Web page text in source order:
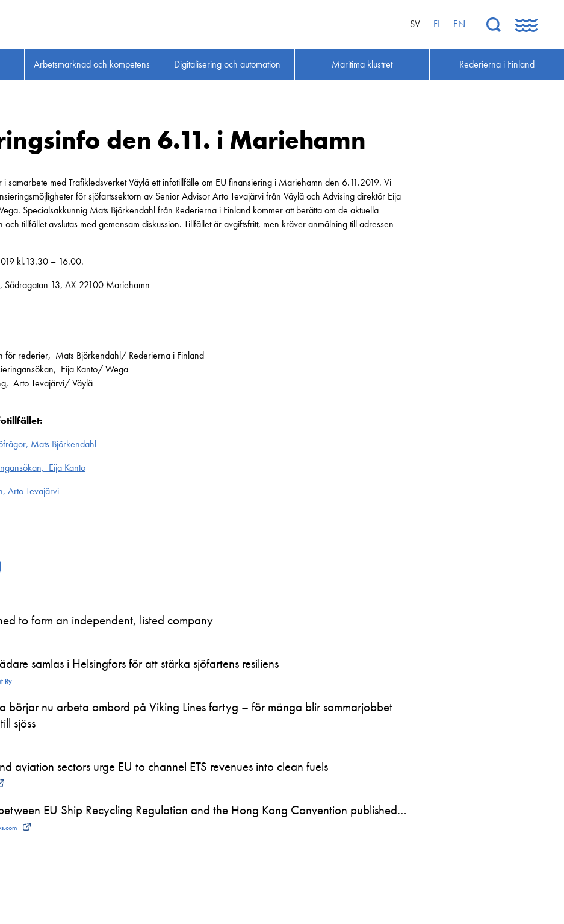
SV FI EN
Arbetsmarknad och kompetens Digitalisering och automation Maritima klustret Rederierna i Finland
den 6.11. i Mariehamn
samarbete med Trafikledsverket Väylä ett infotillfälle om EU finansiering i Mariehamn den 6.11.2019. Vi
för sjöfartssektorn av Senior Advisor Arto Tevajärvi från Väylä och Advising direktör Eija
Specialsakkunnig Mats Björkendahl från Rederierna i Finland kommer att berätta om de aktuella
tillfället avslutas med gemensam diskussion. Tillfället är avgiftsfritt, men kräver anmälning till adressen
kl.13.30 – 16.00.
Södragatan 13, AX-22100 Mariehamn
för rederier, Mats Björkendahl/ Rederierna i Finland
Eija Kanto/ Wega
Arto Tevajärvi/ Väylä
Mats Björkendahl
Eija Kanto
Arto Tevajärvi
to form an independent, listed company
samlas i Helsingfors för att stärka sjöfartens resiliens
Ry
börjar nu arbeta ombord på Viking Lines fartyg – för många blir sommarjobbet
sjöss
aviation sectors urge EU to channel ETS revenues into clean fuels
EU Ship Recycling Regulation and the Hong Kong Convention published…